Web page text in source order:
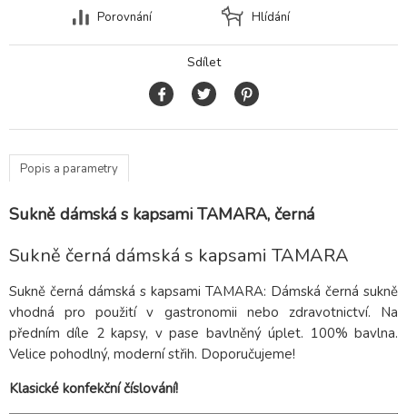
Porovnání
Hlídání
Sdílet
Popis a parametry
Sukně dámská s kapsami TAMARA, černá
Sukně černá dámská s kapsami TAMARA
Sukně černá dámská s kapsami TAMARA: Dámská černá sukně
vhodná pro použití v gastronomii nebo zdravotnictví. Na
předním díle 2 kapsy, v pase bavlněný úplet. 100% bavlna.
Velice pohodlný, moderní střih. Doporučujeme!
Klasické konfekční číslování!